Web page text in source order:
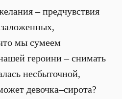
– предчувствия
мы сумеем
героини – снимать
несбыточной,
девочка–сирота?